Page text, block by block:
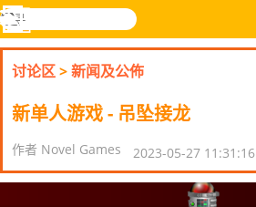
乐和游
搜
寻
登入
功
能
讨论区>新闻及公佈
新单人游戏 - 吊坠接龙
作者 Novel Games 2023-05-27 11:31:16